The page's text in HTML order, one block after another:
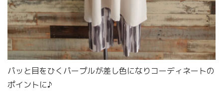
パッと目をひくパープルが差し色になりコーディネートの
ポイントに♪